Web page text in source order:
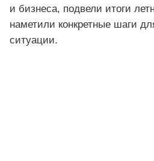
и бизнеса, подвели итоги
наметили конкретные шаги
ситуации.